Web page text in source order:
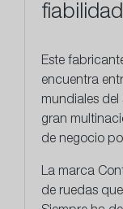
Este
encuentra
mundiales
gran
de negocio
La marca
de ruedas